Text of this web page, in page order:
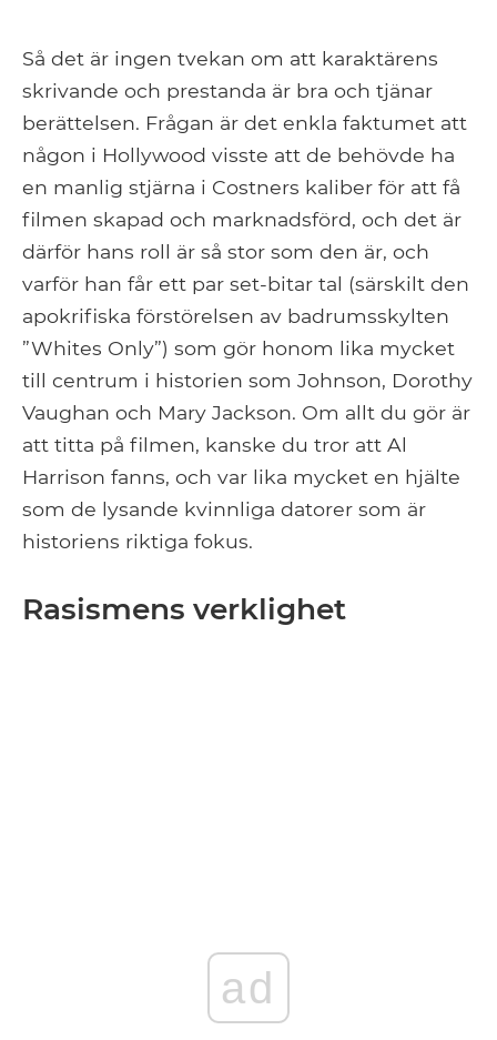
Så det är ingen tvekan om att karaktärens
skrivande och prestanda är bra och tjänar
berättelsen. Frågan är det enkla faktumet att
någon i Hollywood visste att de behövde ha
en manlig stjärna i Costners kaliber för att få
filmen skapad och marknadsförd, och det är
därför hans roll är så stor som den är, och
varför han får ett par set-bitar tal (särskilt den
apokrifiska förstörelsen av badrumsskylten
”Whites Only”) som gör honom lika mycket
till centrum i historien som Johnson, Dorothy
Vaughan och Mary Jackson. Om allt du gör är
att titta på filmen, kanske du tror att Al
Harrison fanns, och var lika mycket en hjälte
som de lysande kvinnliga datorer som är
historiens riktiga fokus.
Rasismens verklighet
ad